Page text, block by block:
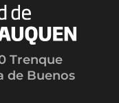
Trenque
de Buenos